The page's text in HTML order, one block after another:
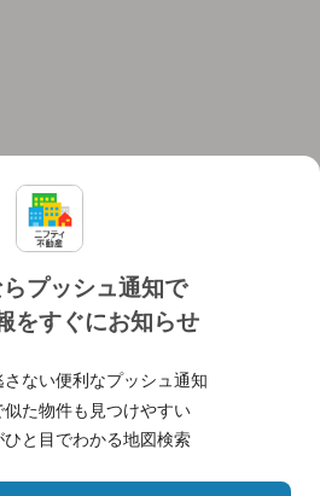
プッシュ通知で
をすぐにお知らせ
さない便利なプッシュ通知
似た物件も見つけやすい
ひと目でわかる地図検索
ポリシー 利用規約
い合わせ 採用情報